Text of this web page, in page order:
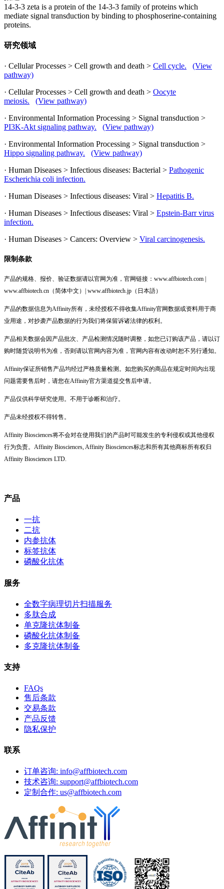
14-3-3 zeta is a protein of the 14-3-3 family of proteins which
mediate signal transduction by binding to phosphoserine-containing
proteins.
研究领域
· Cellular Processes > Cell growth and death > Cell cycle.
(View
pathway)
· Cellular Processes > Cell growth and death > Oocyte
meiosis.
(View pathway)
· Environmental Information Processing > Signal transduction >
PI3K-Akt signaling pathway.
(View pathway)
· Environmental Information Processing > Signal transduction >
Hippo signaling pathway.
(View pathway)
· Human Diseases > Infectious diseases: Bacterial > Pathogenic
Escherichia coli infection.
· Human Diseases > Infectious diseases: Viral > Hepatitis B.
· Human Diseases > Infectious diseases: Viral > Epstein-Barr virus
infection.
· Human Diseases > Cancers: Overview > Viral carcinogenesis.
限制条款
产品的规格、报价、验证数据请以官网为准，官网链接：www.affbiotech.com |
www.affbiotech.cn（简体中文）| www.affbiotech.jp（日本語）
产品的数据信息为Affinity所有，未经授权不得收集Affinity官网数据或资料用于商
业用途，对抄袭产品数据的行为我们将保留诉诸法律的权利。
产品相关数据会因产品批次、产品检测情况随时调整，如您已订购该产品，请以订
购时随货说明书为准，否则请以官网内容为准，官网内容有改动时恕不另行通知。
Affinity保证所销售产品均经过严格质量检测。如您购买的商品在规定时间内出现
问题需要售后时，请您在Affinity官方渠道提交售后申请。
产品仅供科学研究使用。不用于诊断和治疗。
产品未经授权不得转售。
Affinity Biosciences将不会对在使用我们的产品时可能发生的专利侵权或其他侵权
行为负责。Affinity Biosciences, Affinity Biosciences标志和所有其他商标所有权归
Affinity Biosciences LTD.
产品
一抗
二抗
内参抗体
标签抗体
磷酸化抗体
服务
全数字病理切片扫描服务
多肽合成
单克隆抗体制备
磷酸化抗体制备
多克隆抗体制备
支持
FAQs
售后条款
交易条款
产品反馈
隐私保护
联系
订单咨询: info@affbiotech.com
技术咨询: support@affbiotech.com
定制合作: us@affbiotech.com